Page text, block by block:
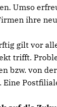
Umso
ihre
gilt vor
trifft.
bzw. von